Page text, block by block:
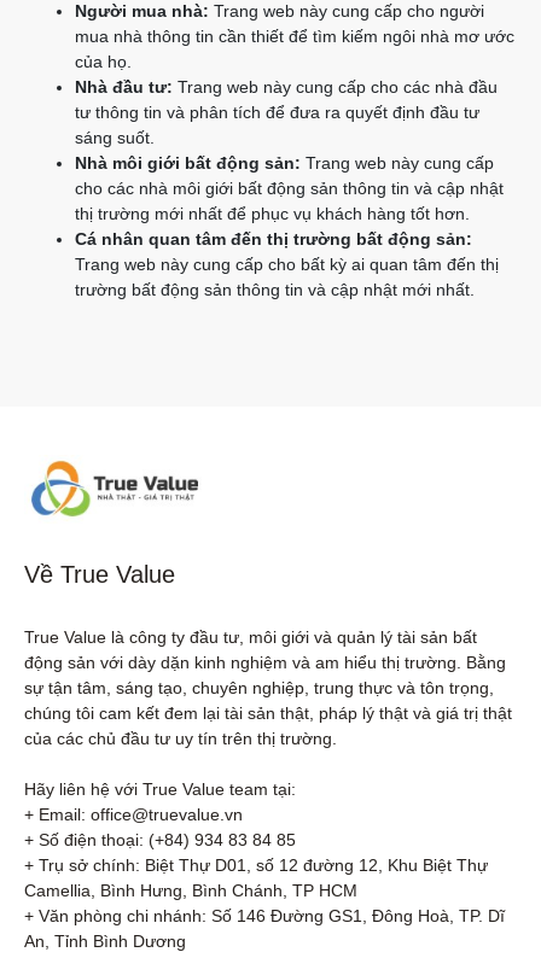
Người mua nhà: Trang web này cung cấp cho người
mua nhà thông tin cần thiết để tìm kiếm ngôi nhà mơ ước
của họ.
Nhà đầu tư: Trang web này cung cấp cho các nhà đầu
tư thông tin và phân tích để đưa ra quyết định đầu tư
sáng suốt.
Nhà môi giới bất động sản: Trang web này cung cấp
cho các nhà môi giới bất động sản thông tin và cập nhật
thị trường mới nhất để phục vụ khách hàng tốt hơn.
Cá nhân quan tâm đến thị trường bất động sản:
Trang web này cung cấp cho bất kỳ ai quan tâm đến thị
trường bất động sản thông tin và cập nhật mới nhất.
Về True Value
True Value là công ty đầu tư, môi giới và quản lý tài sản bất
động sản với dày dặn kinh nghiệm và am hiểu thị trường. Bằng
sự tận tâm, sáng tạo, chuyên nghiệp, trung thực và tôn trọng,
chúng tôi cam kết đem lại tài sản thật, pháp lý thật và giá trị thật
của các chủ đầu tư uy tín trên thị trường.
Hãy liên hệ với True Value team tại:
+ Email: office@truevalue.vn
+ Số điện thoại: (+84) 934 83 84 85
+ Trụ sở chính: Biệt Thự D01, số 12 đường 12, Khu Biệt Thự
Camellia, Bình Hưng, Bình Chánh, TP HCM
+ Văn phòng chi nhánh: Số 146 Đường GS1, Đông Hoà, TP. Dĩ
An, Tỉnh Bình Dương